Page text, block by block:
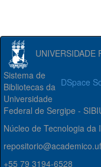
UNIVERSIDADE
DSpace
Sistema de
Bibliotecas da
Universidade
Federal de Sergipe -
Núcleo de Tecnologia da
+55 79 3194-6528